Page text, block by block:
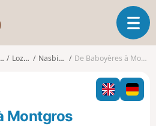
s
o
O
u
v
i
r
l
Lozère Nasbinals De Baboyères à Montgros
Montgros